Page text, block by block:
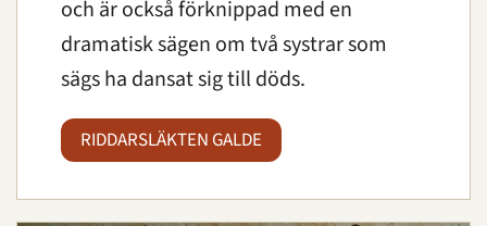
och är också förknippad med en
dramatisk sägen om två systrar som
sägs ha dansat sig till döds.
RIDDARSLÄKTEN GALDE